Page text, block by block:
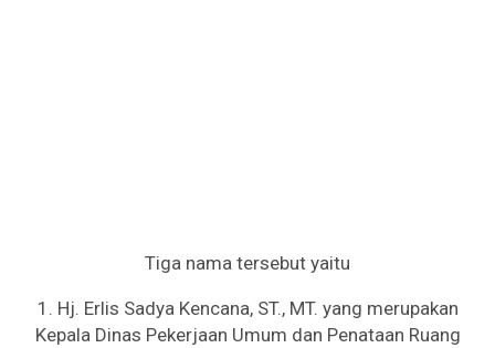
Tiga nama tersebut yaitu
1. Hj. Erlis Sadya Kencana, ST., MT. yang merupakan
Kepala Dinas Pekerjaan Umum dan Penataan Ruang